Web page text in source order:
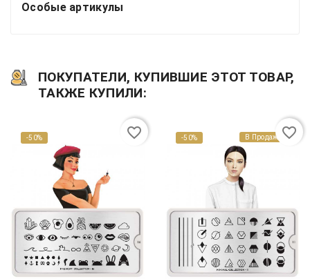
Особые артикулы
ПОКУПАТЕЛИ, КУПИВШИЕ ЭТОТ ТОВАР,
ТАКЖЕ КУПИЛИ:
-50% favorite_border В Продаже!
-50% favorite_border